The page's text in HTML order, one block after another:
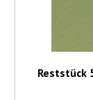
Reststück